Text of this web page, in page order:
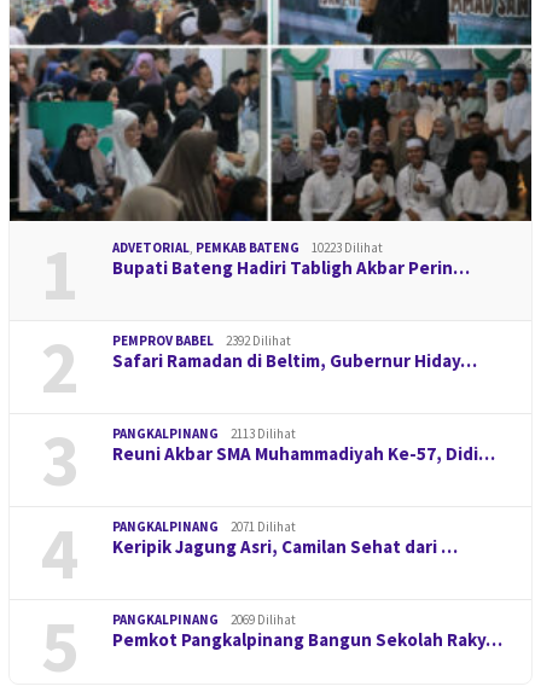
1 ADVETORIAL, PEMKAB BATENG 10223 Dilihat
Bupati Bateng Hadiri Tabligh Akbar Perin…
2 PEMPROV BABEL 2392 Dilihat
Safari Ramadan di Beltim, Gubernur Hiday…
3 PANGKALPINANG 2113 Dilihat
Reuni Akbar SMA Muhammadiyah Ke-57, Didi…
4 PANGKALPINANG 2071 Dilihat
Keripik Jagung Asri, Camilan Sehat dari …
5 PANGKALPINANG 2069 Dilihat
Pemkot Pangkalpinang Bangun Sekolah Raky…